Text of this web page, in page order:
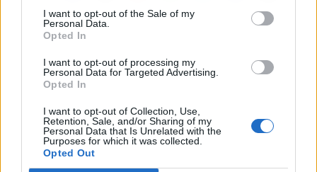
I want to opt-out of the Sale of my
Personal Data.
Opted In
I want to opt-out of processing my
Personal Data for Targeted Advertising.
Opted In
I want to opt-out of Collection, Use,
Retention, Sale, and/or Sharing of my
Personal Data that Is Unrelated with the
Purposes for which it was collected.
Opted Out